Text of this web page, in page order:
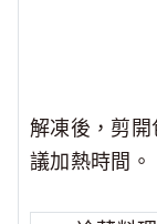
解凍後，剪
議加熱時間。